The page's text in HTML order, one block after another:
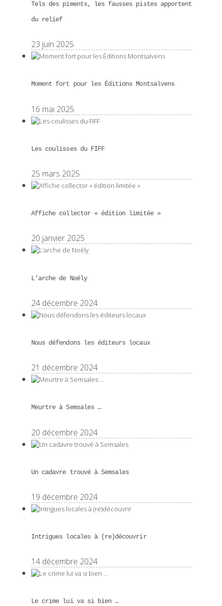
Tels des piments, les fausses pistes apportent
du relief
23 juin 2025
Moment fort pour les Éditions Montsalvens
16 mai 2025
Les coulisses du FIFF
25 mars 2025
Affiche collector « édition limitée »
20 janvier 2025
L’arche de Noély
24 décembre 2024
Nous défendons les éditeurs locaux
21 décembre 2024
Meurtre à Semsales …
20 décembre 2024
Un cadavre trouvé à Semsales
19 décembre 2024
Intrigues locales à (re)découvrir
14 décembre 2024
Le crime lui va si bien …